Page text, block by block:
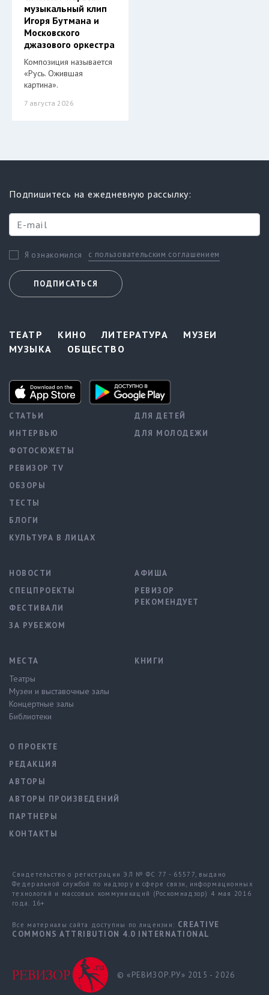
музыкальный клип
Игоря Бутмана и
Московского
джазового оркестра
Композиция называется
«Русь. Ожившая
картина».
7 августа 2026
Подпишитесь на ежедневную рассылку:
Я ознакомился с пользовательским соглашением
ПОДПИСАТЬСЯ
ТЕАТР КИНО ЛИТЕРАТУРА
МУЗЕИ
МУЗЫКА
ОБЩЕСТВО
СТАТЬИ
ИНТЕРВЬЮ
ФОТОСЮЖЕТЫ
РЕВИЗОР TV
ОБЗОРЫ
ТЕСТЫ
БЛОГИ
КУЛЬТУРА В ЛИЦАХ
ДЛЯ ДЕТЕЙ
ДЛЯ МОЛОДЕЖИ
НОВОСТИ
СПЕЦПРОЕКТЫ
ФЕСТИВАЛИ
ЗА РУБЕЖОМ
АФИША
РЕВИЗОР
РЕКОМЕНДУЕТ
МЕСТА
Театры
Музеи и выставочные залы
Концертные залы
Библиотеки
КНИГИ
О ПРОЕКТЕ
РЕДАКЦИЯ
АВТОРЫ
АВТОРЫ ПРОИЗВЕДЕНИЙ
ПАРТНЕРЫ
КОНТАКТЫ
Свидетельство о регистрации ЭЛ № ФС 77 - 65577, выдано
Федеральной службой по надзору в сфере связи, информационных
технологий и массовых коммуникаций (Роскомнадзор) 4 мая 2016
года. 16+
Все материалы сайта доступны по лицензии: CREATIVE
COMMONS ATTRIBUTION 4.0 INTERNATIONAL
© «РЕВИЗОР.РУ» 2015 - 2026